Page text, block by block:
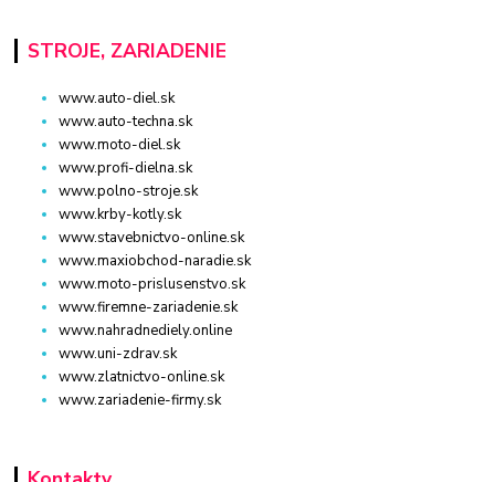
STROJE, ZARIADENIE
www.auto-diel.sk
www.auto-techna.sk
www.moto-diel.sk
www.profi-dielna.sk
www.polno-stroje.sk
www.krby-kotly.sk
www.stavebnictvo-online.sk
www.maxiobchod-naradie.sk
www.moto-prislusenstvo.sk
www.firemne-zariadenie.sk
www.nahradnediely.online
www.uni-zdrav.sk
www.zlatnictvo-online.sk
www.zariadenie-firmy.sk